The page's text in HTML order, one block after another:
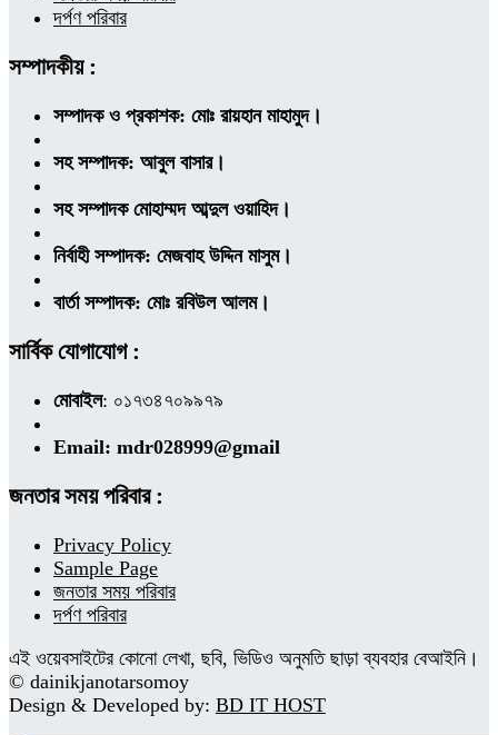
দর্পণ পরিবার
সম্পাদকীয় :
সম্পাদক ও প্রকাশক: মোঃ রায়হান মাহামুদ।
সহ সম্পাদক: আবুল বাসার।
সহ সম্পাদক মোহাম্মদ আব্দুল ওয়াহিদ।
নির্বাহী সম্পাদক: মেজবাহ উদ্দিন মাসুম।
বার্তা সম্পাদক: মোঃ রবিউল আলম।
সার্বিক যোগাযোগ :
মোবাইল: ০১৭৩৪৭০৯৯৭৯
Email: mdr028999@gmail
জনতার সময় পরিবার :
Privacy Policy
Sample Page
জনতার সময় পরিবার
দর্পণ পরিবার
এই ওয়েবসাইটের কোনো লেখা, ছবি, ভিডিও অনুমতি ছাড়া ব্যবহার বেআইনি।
© dainikjanotarsomoy
Design & Developed by: BD IT HOST